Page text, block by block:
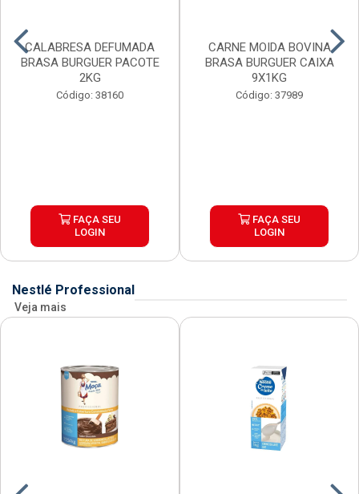
CALABRESA DEFUMADA
BRASA BURGUER PACOTE
2KG
Código: 38160
FAÇA SEU
LOGIN
CARNE MOIDA BOVINA
BRASA BURGUER CAIXA
9X1KG
Código: 37989
FAÇA SEU
LOGIN
Nestlé Professional
Veja mais